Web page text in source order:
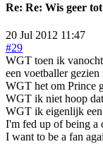
Re: Re: Wis geer
20 Jul 2012 11:47
#29
WGT toen ik
een voetballer gezien
WGT het om Prince
WGT ik niet hoop
WGT ik eigenlijk een
I'm fed up of being a
I want to be a fan